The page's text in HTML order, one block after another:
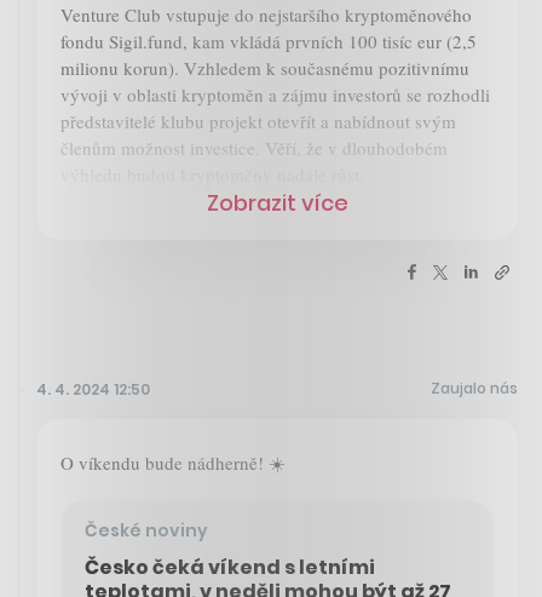
Venture Club vstupuje do nejstaršího kryptoměnového
fondu Sigil.fund, kam vkládá prvních 100 tisíc eur (2,5
milionu korun). Vzhledem k současnému pozitivnímu
vývoji v oblasti kryptoměn a zájmu investorů se rozhodli
představitelé klubu projekt otevřít a nabídnout svým
členům možnost investice. Věří, že v dlouhodobém
Zobrazit více
4. 4. 2024 12:50 Zaujalo nás
O víkendu bude nádherně! ☀️
České noviny
Česko čeká víkend s letními